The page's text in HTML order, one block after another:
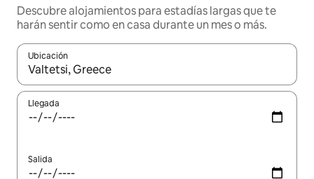
Descubre alojamientos para estadías largas que te
harán sentir como en casa durante un mes o más.
Ubicación
Cuando los resultados estén disponibles, navega con las
Llegada
Salida